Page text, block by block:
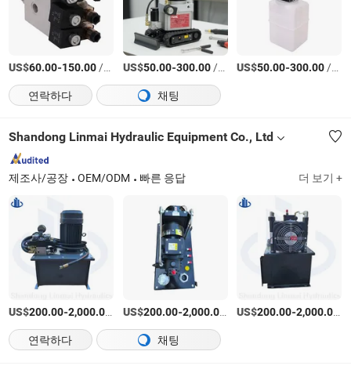
US$60.00-150.00/상품 US$50.00-300.00/상품 US$50.00-300.00/상품
연락하다
채팅
Shandong Linmai Hydraulic Equipment Co., Ltd
제조사/공장 OEM/ODM 빠른 응답 더 보기 +
US$200.00-2,000.00 /상품
US$200.00-2,000.00 /상품
US$200.00-2,000.00 /
연락하다
채팅